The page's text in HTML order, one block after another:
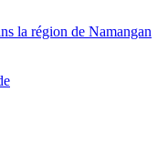
la région de Namangan